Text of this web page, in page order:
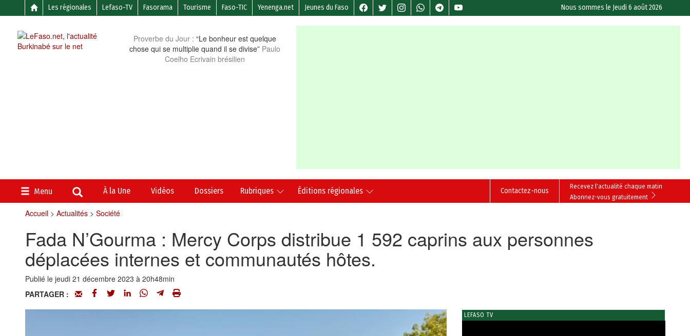
Les régionales Lefaso-TV Fasorama Tourisme Faso-TIC Yenenga.net Jeunes du Faso Nous sommes le Jeudi 6 août 2026
Proverbe du Jour : “Le bonheur est quelque
chose qui se multiplie quand il se divise” Paulo
Coelho Ecrivain brésilien
Menu À la Une Vidéos Dossiers Rubriques Éditions régionales
Recevez l'actualité chaque matin
Abonnez-vous gratuitement
Contactez-nous
Accueil> Actualités> Société
Fada N’Gourma : Mercy Corps distribue 1 592 caprins aux personnes
déplacées internes et communautés hôtes.
Publié le jeudi 21 décembre 2023 à 20h48min
PARTAGER :
LEFASO TV